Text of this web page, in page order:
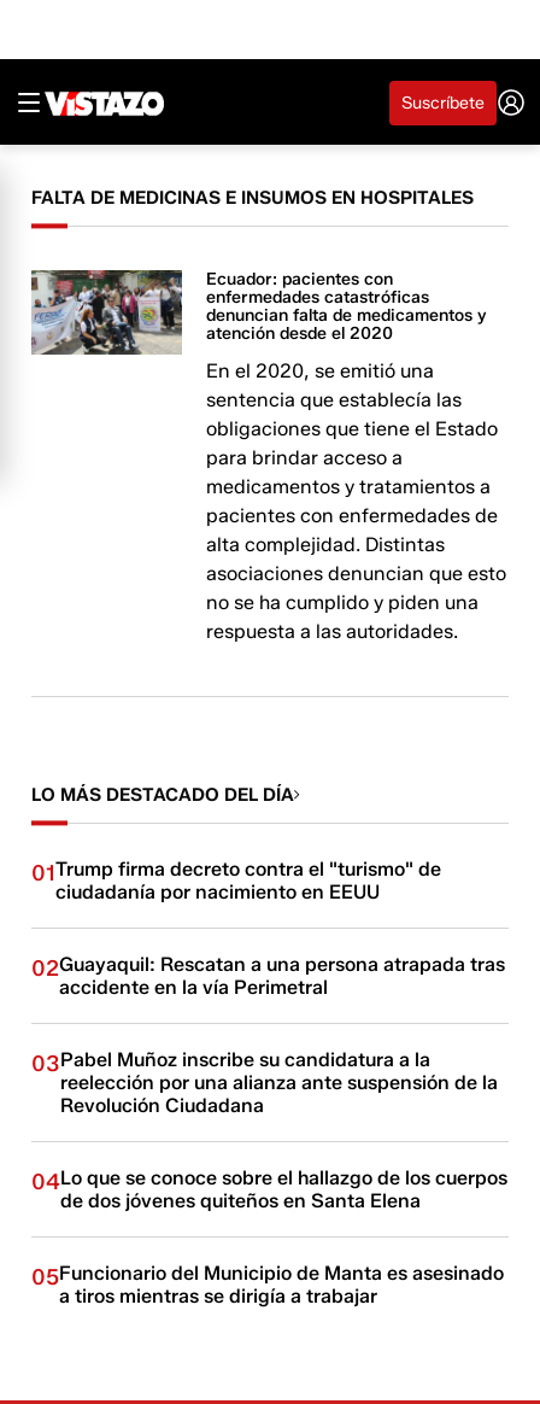
Suscríbete
FALTA DE MEDICINAS E INSUMOS EN HOSPITALES
Ecuador: pacientes con
enfermedades catastróficas
denuncian falta de medicamentos y
atención desde el 2020
En el 2020, se emitió una
sentencia que establecía las
obligaciones que tiene el Estado
para brindar acceso a
medicamentos y tratamientos a
pacientes con enfermedades de
alta complejidad. Distintas
asociaciones denuncian que esto
no se ha cumplido y piden una
respuesta a las autoridades.
LO MÁS DESTACADO DEL DÍA
01Trump firma decreto contra el "turismo" de
ciudadanía por nacimiento en EEUU
02Guayaquil: Rescatan a una persona atrapada tras
accidente en la vía Perimetral
03Pabel Muñoz inscribe su candidatura a la
reelección por una alianza ante suspensión de la
Revolución Ciudadana
04Lo que se conoce sobre el hallazgo de los cuerpos
de dos jóvenes quiteños en Santa Elena
05Funcionario del Municipio de Manta es asesinado
a tiros mientras se dirigía a trabajar